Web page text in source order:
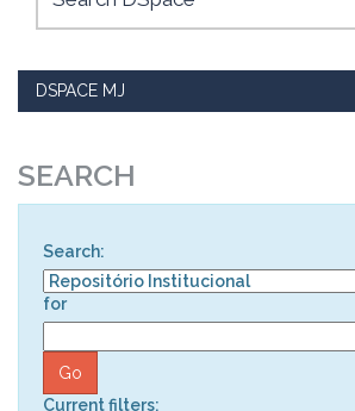
DSPACE MJ
SEARCH
Search:
for
Current filters: